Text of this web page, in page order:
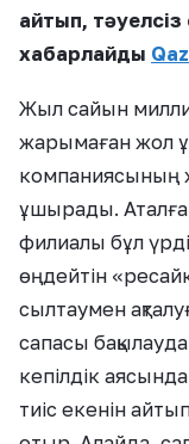
айтып,
хабарлайды
Жыл сайын
жарымаған жол
компаниясының
ұшырады.
филиалы бұл
өңдейтін
сылтаумен
сапасы
кепілдік
тиіс екенін